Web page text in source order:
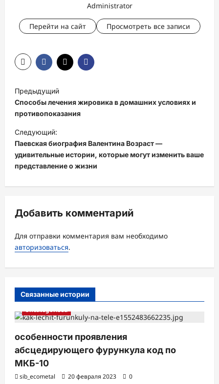
Administrator
Перейти на сайт Просмотреть все записи
а
в
и
г
а
я
з
а
п
и
Предыдущий
Способы лечения жировика в домашних условиях и
противопоказания
Следующий:
Паевская биография Валентина Возраст —
удивительные истории, которые могут изменить ваше
представление о жизни
Добавить комментарий
Для отправки комментария вам необходимо
авторизоваться.
Связанные истории
Uncategorised
особенности проявления
абсцедирующего фурункула код по
МКБ-10
sib_ecometal 20 февраля 2023
0